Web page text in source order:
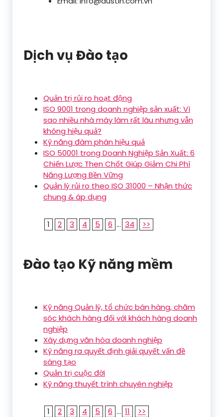
Dịch vụ Đào tạo
Quản trị rủi ro hoạt động
ISO 9001 trong doanh nghiệp sản xuất: Vì
sao nhiều nhà máy làm rất lâu nhưng vẫn
không hiệu quả?
Kỹ năng đàm phán hiệu quả
ISO 50001 trong Doanh Nghiệp Sản Xuất: 6
Chiến Lược Then Chốt Giúp Giảm Chi Phí
Năng Lượng Bền Vững
Quản lý rủi ro theo ISO 31000 – Nhận thức
chung & áp dụng
1 2 3 4 5 6 ... 34 >>
Đào tạo Kỹ năng mềm
Kỹ năng Quản lý, tổ chức bán hàng, chăm
sóc khách hàng đối với khách hàng doanh
nghiệp
Xây dựng văn hóa doanh nghiệp
Kỹ năng ra quyết định giải quyết vấn đề
sáng tạo
Quản trị cuộc đời
Kỹ năng thuyết trình chuyên nghiệp
1 2 3 4 5 6 ... 11 >>